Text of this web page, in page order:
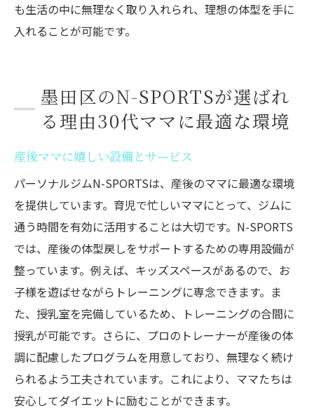
も生活の中に無理なく取り入れられ、理想の体型を手に
入れることが可能です。
墨田区のN-SPORTSが選ばれ
る理由30代ママに最適な環境
産後ママに嬉しい設備とサービス
パーソナルジムN-SPORTSは、産後のママに最適な環境
を提供しています。育児で忙しいママにとって、ジムに
通う時間を有効に活用することは大切です。N-SPORTS
では、産後の体型戻しをサポートするための専用設備が
整っています。例えば、キッズスペースがあるので、お
子様を遊ばせながらトレーニングに専念できます。ま
た、授乳室を完備しているため、トレーニングの合間に
授乳が可能です。さらに、プロのトレーナーが産後の体
調に配慮したプログラムを用意しており、無理なく続け
られるよう工夫されています。これにより、ママたちは
安心してダイエットに励むことができます。